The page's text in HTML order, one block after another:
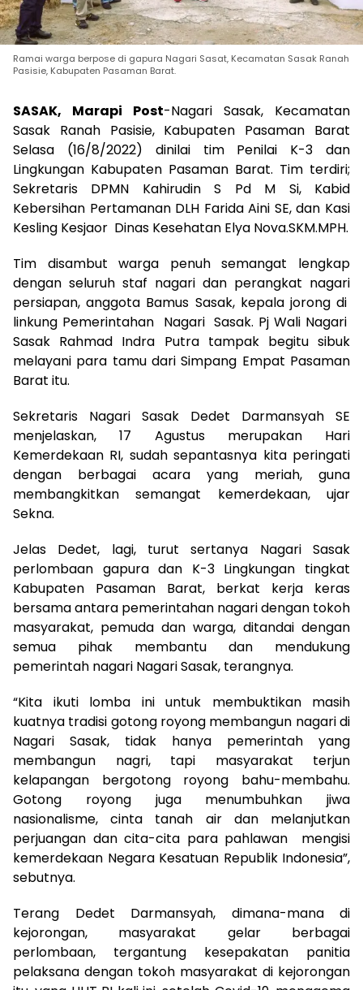
Ramai warga berpose di gapura Nagari Sasat, Kecamatan Sasak Ranah
Pasisie, Kabupaten Pasaman Barat.
SASAK, Marapi Post-Nagari Sasak, Kecamatan
Sasak Ranah Pasisie, Kabupaten Pasaman Barat
Selasa (16/8/2022) dinilai tim Penilai K-3 dan
Lingkungan Kabupaten Pasaman Barat. Tim terdiri;
Sekretaris DPMN Kahirudin S Pd M Si, Kabid
Kebersihan Pertamanan DLH Farida Aini SE, dan Kasi
Kesling Kesjaor Dinas Kesehatan Elya Nova.SKM.MPH.
Tim disambut warga penuh semangat lengkap
dengan seluruh staf nagari dan perangkat nagari
persiapan, anggota Bamus Sasak, kepala jorong di
linkung Pemerintahan Nagari Sasak. Pj Wali Nagari
Sasak Rahmad Indra Putra tampak begitu sibuk
melayani para tamu dari Simpang Empat Pasaman
Barat itu.
Sekretaris Nagari Sasak Dedet Darmansyah SE
menjelaskan, 17 Agustus merupakan Hari
Kemerdekaan RI, sudah sepantasnya kita peringati
dengan berbagai acara yang meriah, guna
membangkitkan semangat kemerdekaan, ujar
Sekna.
Jelas Dedet, lagi, turut sertanya Nagari Sasak
perlombaan gapura dan K-3 Lingkungan tingkat
Kabupaten Pasaman Barat, berkat kerja keras
bersama antara pemerintahan nagari dengan tokoh
masyarakat, pemuda dan warga, ditandai dengan
semua pihak membantu dan mendukung
pemerintah nagari Nagari Sasak, terangnya.
“Kita ikuti lomba ini untuk membuktikan masih
kuatnya tradisi gotong royong membangun nagari di
Nagari Sasak, tidak hanya pemerintah yang
membangun nagri, tapi masyarakat terjun
kelapangan bergotong royong bahu-membahu.
Gotong royong juga menumbuhkan jiwa
nasionalisme, cinta tanah air dan melanjutkan
perjuangan dan cita-cita para pahlawan mengisi
kemerdekaan Negara Kesatuan Republik Indonesia”,
sebutnya.
Terang Dedet Darmansyah, dimana-mana di
kejorongan, masyarakat gelar berbagai
perlombaan, tergantung kesepakatan panitia
pelaksana dengan tokoh masyarakat di kejorongan